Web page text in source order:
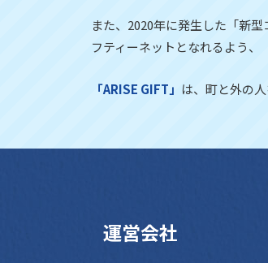
また、2020年に発生した「新
フティーネットとなれるよう、
「ARISE GIFT」 は、町と外の
運営会社